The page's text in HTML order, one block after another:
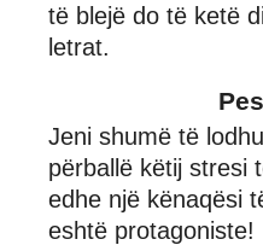
të blejë do të ketë
letrat.
Jeni shumë të
përballë këtij stresi
edhe një kënaqësi
eshtë protagoniste!